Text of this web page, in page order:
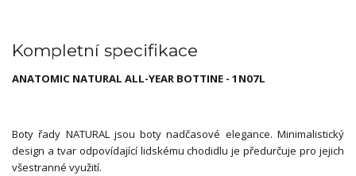
Kompletní specifikace
ANATOMIC NATURAL ALL-YEAR BOTTINE - 1N07L
Boty řady NATURAL jsou boty nadčasové elegance. Minimalistický
design a tvar odpovídající lidskému chodidlu je předurčuje pro jejich
všestranné využití.